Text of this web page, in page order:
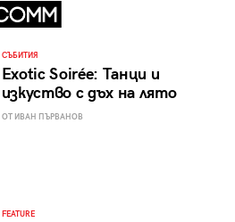
СЪБИТИЯ
Exotic Soirée: Танци и
изкуство с дъх на лято
ОТ ИВАН ПЪРВАНОВ
FEATURE